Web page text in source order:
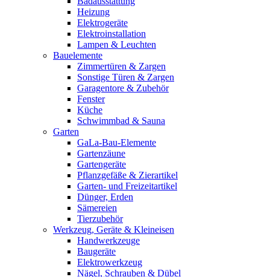
Heizung
Elektrogeräte
Elektroinstallation
Lampen & Leuchten
Bauelemente
Zimmertüren & Zargen
Sonstige Türen & Zargen
Garagentore & Zubehör
Fenster
Küche
Schwimmbad & Sauna
Garten
GaLa-Bau-Elemente
Gartenzäune
Gartengeräte
Pflanzgefäße & Zierartikel
Garten- und Freizeitartikel
Dünger, Erden
Sämereien
Tierzubehör
Werkzeug, Geräte & Kleineisen
Handwerkzeuge
Baugeräte
Elektrowerkzeug
Nägel, Schrauben & Dübel